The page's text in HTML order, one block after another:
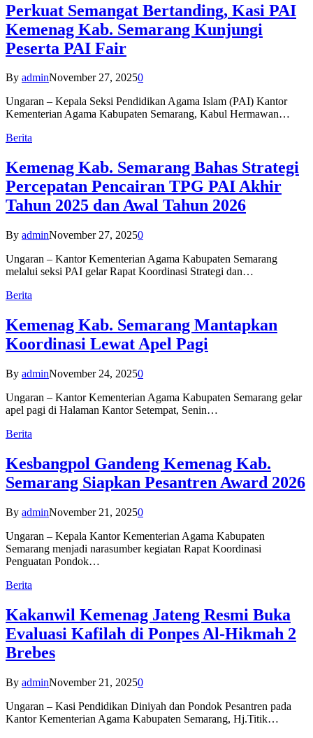
Perkuat Semangat Bertanding, Kasi PAI
Kemenag Kab. Semarang Kunjungi
Peserta PAI Fair
By adminNovember 27, 20250
Ungaran – Kepala Seksi Pendidikan Agama Islam (PAI) Kantor
Kementerian Agama Kabupaten Semarang, Kabul Hermawan…
Berita
Kemenag Kab. Semarang Bahas Strategi
Percepatan Pencairan TPG PAI Akhir
Tahun 2025 dan Awal Tahun 2026
By adminNovember 27, 20250
Ungaran – Kantor Kementerian Agama Kabupaten Semarang
melalui seksi PAI gelar Rapat Koordinasi Strategi dan…
Berita
Kemenag Kab. Semarang Mantapkan
Koordinasi Lewat Apel Pagi
By adminNovember 24, 20250
Ungaran – Kantor Kementerian Agama Kabupaten Semarang gelar
apel pagi di Halaman Kantor Setempat, Senin…
Berita
Kesbangpol Gandeng Kemenag Kab.
Semarang Siapkan Pesantren Award 2026
By adminNovember 21, 20250
Ungaran – Kepala Kantor Kementerian Agama Kabupaten
Semarang menjadi narasumber kegiatan Rapat Koordinasi
Penguatan Pondok…
Berita
Kakanwil Kemenag Jateng Resmi Buka
Evaluasi Kafilah di Ponpes Al-Hikmah 2
Brebes
By adminNovember 21, 20250
Ungaran – Kasi Pendidikan Diniyah dan Pondok Pesantren pada
Kantor Kementerian Agama Kabupaten Semarang, Hj.Titik…